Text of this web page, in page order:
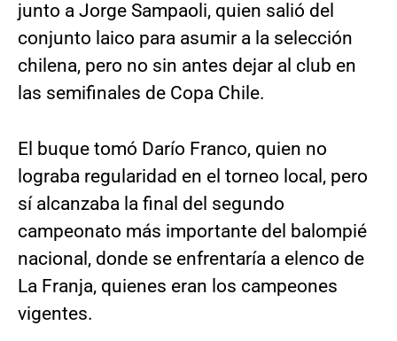
junto a Jorge Sampaoli, quien salió del
conjunto laico para asumir a la selección
chilena, pero no sin antes dejar al club en
las semifinales de Copa Chile.
El buque tomó Darío Franco, quien no
lograba regularidad en el torneo local, pero
sí alcanzaba la final del segundo
campeonato más importante del balompié
nacional, donde se enfrentaría a elenco de
La Franja, quienes eran los campeones
vigentes.